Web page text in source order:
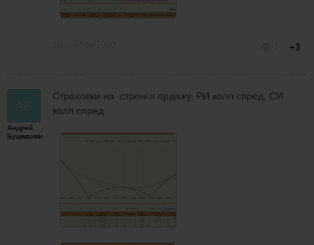
+3
Андрей
Бушмакин
Страховки на стренгл прдажу, РИ колл спред, СИ
колл спред